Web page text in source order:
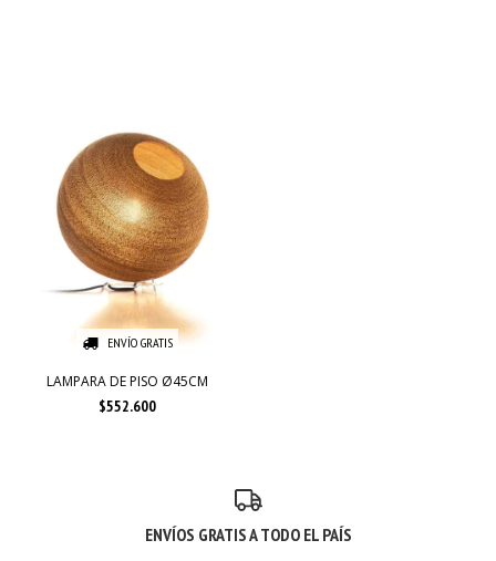
ENVÍO GRATIS
LAMPARA DE PISO Ø45CM
$552.600
ENVÍOS GRATIS A TODO EL PAÍS